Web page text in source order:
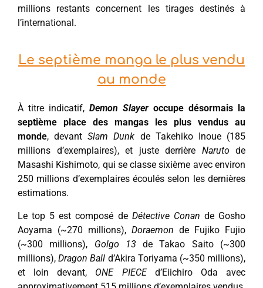
millions restants concernent les tirages destinés à
l’international.
Le septième manga le plus vendu
au monde
À titre indicatif, Demon Slayer occupe désormais la
septième place des mangas les plus vendus au
monde, devantSlam Dunk de Takehiko Inoue (185
millions d’exemplaires), et juste derrière Naruto de
Masashi Kishimoto, qui se classe sixième avec environ
250 millions d’exemplaires écoulés selon les dernières
estimations.
Le top 5 est composé de Détective Conan de Gosho
Aoyama (~270 millions), Doraemon de Fujiko Fujio
(~300 millions), Golgo 13de Takao Saito (~300
millions),Dragon Ball d’Akira Toriyama (~350 millions),
et loin devant, ONE PIECEd’Eiichiro Oda avec